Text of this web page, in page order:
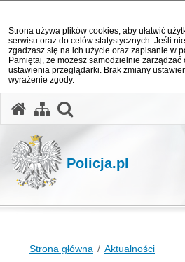
Strona używa plików cookies, aby ułatwić
serwisu oraz do celów statystycznych. Jeśli
zgadzasz się na ich użycie oraz zapisanie w
Pamiętaj, że możesz samodzielnie
ustawienia przeglądarki. Brak zmiany
wyrażenie zgody.
Policja.pl
Strona główna Aktualności